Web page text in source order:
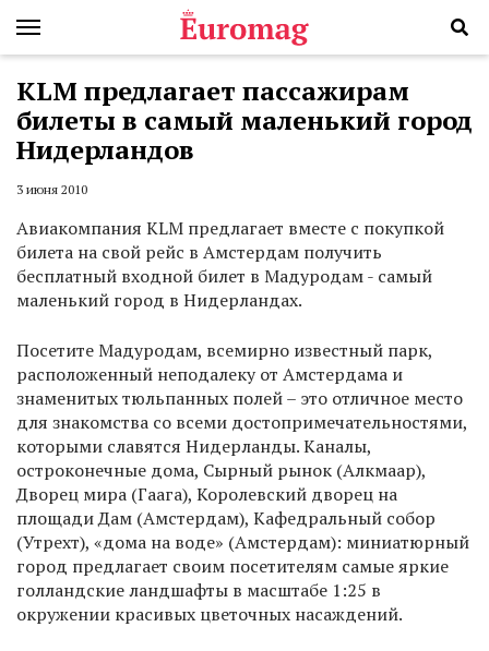
KLM предлагает пассажирам
билеты в самый маленький город
Нидерландов
3 июня 2010
Авиакомпания KLM предлагает вместе с покупкой
билета на свой рейс в Амстердам получить
бесплатный входной билет в Мадуродам - самый
маленький город в Нидерландах.
Посетите Мадуродам, всемирно известный парк,
расположенный неподалеку от Амстердама и
знаменитых тюльпанных полей – это отличное место
для знакомства со всеми достопримечательностями,
которыми славятся Нидерланды. Каналы,
остроконечные дома, Сырный рынок (Алкмаар),
Дворец мира (Гаага), Королевский дворец на
площади Дам (Амстердам), Кафедральный собор
(Утрехт), «дома на воде» (Амстердам): миниатюрный
город предлагает своим посетителям самые яркие
голландские ландшафты в масштабе 1:25 в
окружении красивых цветочных насаждений.